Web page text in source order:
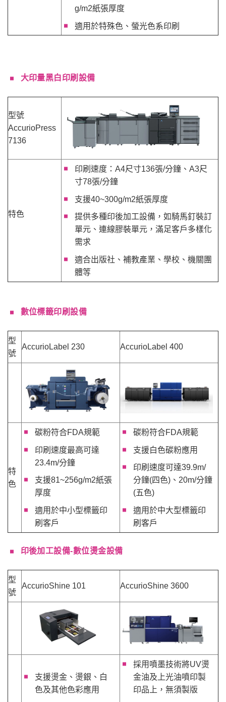
g/m2紙張厚度
適用於特殊色、螢光色系印刷
大印量黑白印刷設備
型號
AccurioPress
7136
特色
印刷速度：A4尺寸136張/分鐘、A3尺
寸78張/分鐘
支援40~300g/m2紙張厚度
提供多種印後加工設備，如騎馬釘裝訂
單元、連線膠裝單元，滿足客戶多樣化
需求
適合出版社、補教產業、學校、機關團
體等
數位標籤印刷設備
型
號
AccurioLabel 230 AccurioLabel 400
特
色
碳粉符合FDA規範
印刷速度最高可達
23.4m/分鐘
支援81~256g/m2紙張
厚度
適用於中小型標籤印
刷客戶
碳粉符合FDA規範
支援白色碳粉應用
印刷速度可達39.9m/
分鐘(四色)、20m/分鐘
(五色)
適用於中大型標籤印
刷客戶
印後加工設備-數位燙金設備
型
號
AccurioShine 101 AccurioShine 3600
支援燙金、燙銀、白
色及其他色彩應用
採用噴墨技術將UV燙
金油及上光油噴印製
印品上，無須製版